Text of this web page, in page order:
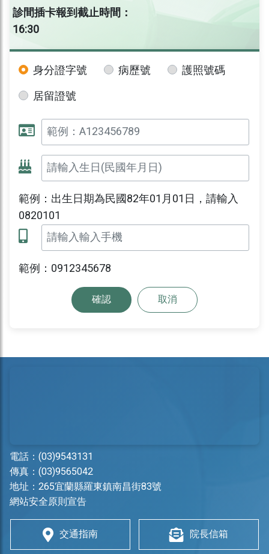
診間插卡報到截止時間：
16:30
身分證字號 病歷號
護照號碼
居留證號
範例：出生日期為民國82年01月01日，請輸入
0820101
範例：0912345678
確認 取消
電話： (03)9543131
傳真：(03)9565042
地址： 265宜蘭縣羅東鎮南昌街83號
網站安全原則宣告
交通指南 院長信箱